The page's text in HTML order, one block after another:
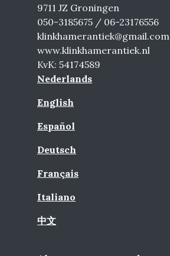
9711 JZ Groningen
050-3185675 / 06-23176556
klinkhamerantiek@gmail.com
www.klinkhamerantiek.nl
KvK: 54174589
Nederlands
English
Español
Deutsch
Français
Italiano
中文